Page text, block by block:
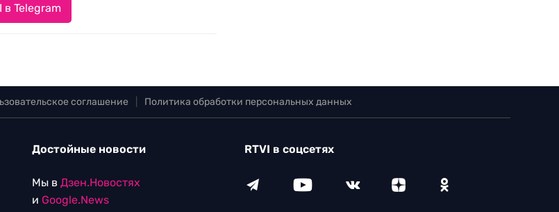
в Telegram
соглашение Политика обработки персональных данных
Достойные новости
Мы в Дзен.Новостях
и Google.News
RTVI в соцсетях